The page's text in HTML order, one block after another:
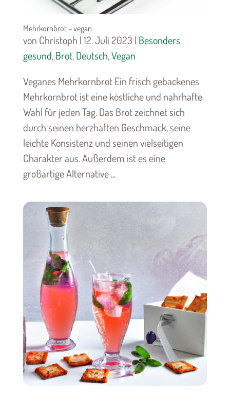
Mehrkornbrot – vegan
von Christoph | 12. Juli 2023 | Besonders
gesund,Brot,Deutsch,Vegan
Veganes Mehrkornbrot Ein frisch gebackenes
Mehrkornbrot ist eine köstliche und nahrhafte
Wahl für jeden Tag. Das Brot zeichnet sich
durch seinen herzhaften Geschmack, seine
leichte Konsistenz und seinen vielseitigen
Charakter aus. Außerdem ist es eine
großartige Alternative ...